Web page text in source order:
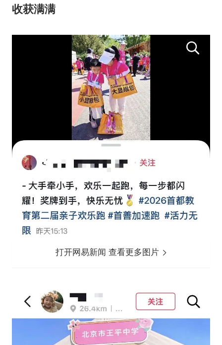
收获满满
打开网易新闻 查看更多图片